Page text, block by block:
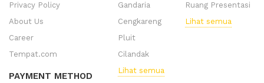
Privacy Policy
About Us
Career
Tempat.com
PAYMENT METHOD
Gandaria
Cengkareng
Pluit
Cilandak
Lihat semua
Ruang Presentasi
Lihat semua